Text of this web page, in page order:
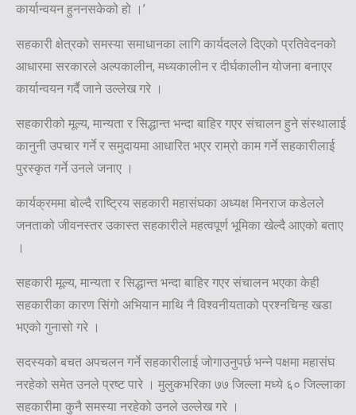
कार्यान्वयन हुननसकेको हो ।’
सहकारी क्षेत्रको समस्या समाधानका लागि कार्यदलले दिएको प्रतिवेदनको
आधारमा सरकारले अल्पकालीन, मध्यकालीन र दीर्घकालीन योजना बनाएर
कार्यान्वयन गर्दै जाने उल्लेख गरे ।
सहकारीको मूल्य, मान्यता र सिद्धान्त भन्दा बाहिर गएर संचालन हुने संस्थालाई
कानुनी उपचार गर्ने र समुदायमा आधारित भएर राम्रो काम गर्ने सहकारीलाई
पुरस्कृत गर्ने उनले जनाए ।
कार्यक्रममा बोल्दै राष्ट्रिय सहकारी महासंघका अध्यक्ष मिनराज कडेलले
जनताको जीवनस्तर उकास्त सहकारीले महत्वपूर्ण भूमिका खेल्दै आएको बताए
।
सहकारी मूल्य, मान्यता र सिद्धान्त भन्दा बाहिर गएर संचालन भएका केही
सहकारीका कारण सिंगो अभियान माथि नै विश्वनीयताको प्रश्नचिन्ह खडा
भएको गुनासो गरे ।
सदस्यको बचत अपचलन गर्ने सहकारीलाई जोगाउनुपर्छ भन्ने पक्षमा महासंघ
नरहेको समेत उनले प्रष्ट पारे । मुलुकभरिका ७७ जिल्ला मध्ये ६० जिल्लाका
सहकारीमा कुनै समस्या नरहेको उनले उल्लेख गरे ।